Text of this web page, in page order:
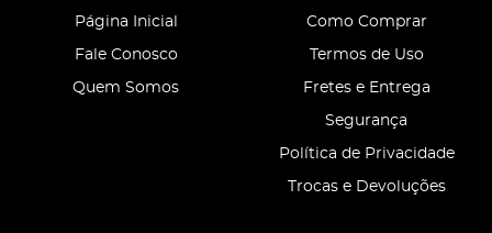
Página Inicial
Fale Conosco
Quem Somos
Como Comprar
Termos de Uso
Fretes e Entrega
Segurança
Política de Privacidade
Trocas e Devoluções